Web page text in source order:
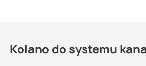
Kolano do systemu
Dlaczego warto wybrać Valsir
Kontakt